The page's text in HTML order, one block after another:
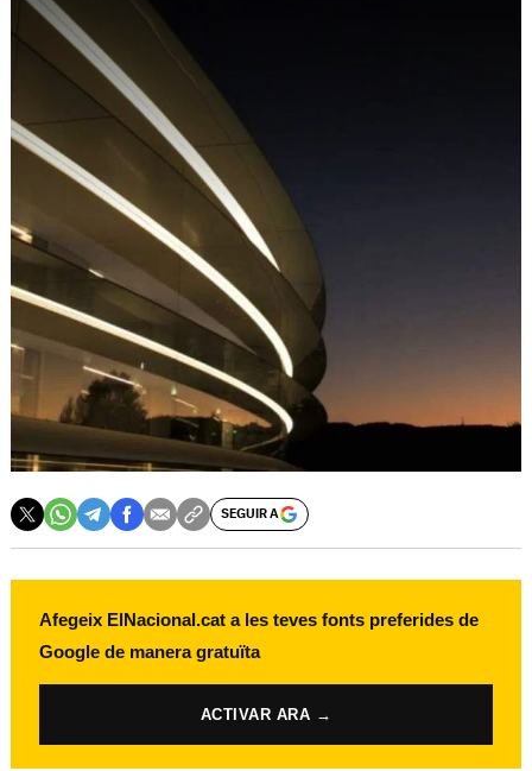
SEGUIR A
Afegeix ElNacional.cat a les teves fonts preferides de
Google de manera gratuïta
ACTIVAR ARA →